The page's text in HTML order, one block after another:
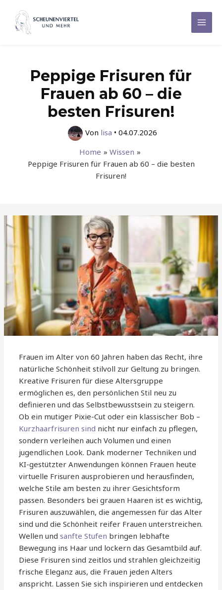
Inhalt
springen
Main
Peppige Frisuren für
Frauen ab 60 – die
besten Frisuren!
Von lisa • 04.07.2026
Home
Wissen
Peppige Frisuren für Frauen ab 60 – die besten
Frisuren!
Frauen im Alter von 60 Jahren haben das Recht, ihre
natürliche Schönheit stilvoll zur Geltung zu bringen.
Kreative Frisuren für diese Altersgruppe
ermöglichen es, den persönlichen Stil neu zu
definieren und das Selbstbewusstsein zu steigern.
Ob ein mutiger Pixie-Cut oder ein klassischer Bob –
Kurzhaarfrisuren sind nicht nur einfach zu pflegen,
sondern verleihen auch Volumen und einen
jugendlichen Look. Dank moderner Techniken und
KI-gestützter Anwendungen können Frauen heute
virtuelle Frisuren ausprobieren und herausfinden,
welche Stile am besten zu ihrer Gesichtsform
passen. Besonders bei grauen Haaren ist es wichtig,
Frisuren auszuwählen, die angemessen für das Alter
sind und die Schönheit reifer Frauen unterstreichen.
Wellen undsanfte Stufen bringen lebhafte
Bewegung ins Haar und lockern das Gesamtbild auf.
Diese Frisuren sind zeitlos und strahlen gleichzeitig
frische Eleganz aus, die Frauen jeden Alters
anspricht. Lassen Sie sich inspirieren und entdecken